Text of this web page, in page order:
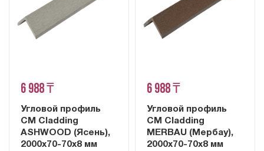
6 988 ₸
Угловой профиль
CM Cladding
ASHWOOD (Ясень),
2000х70-70х8 мм
6 988 ₸
Угловой профиль
CM Cladding
MERBAU (Мербау),
2000х70-70х8 мм